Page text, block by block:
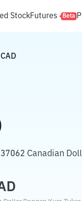
StockFutures Beta
CAD
Canadian